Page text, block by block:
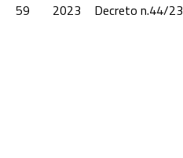
59
2023 Decreto n.44/23